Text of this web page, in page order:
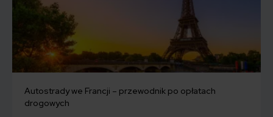
Autostrady we Francji – przewodnik po opłatach
drogowych